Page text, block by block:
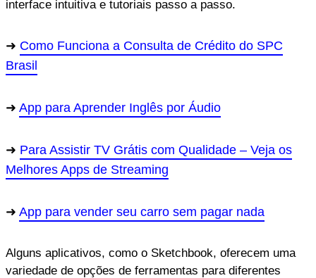
interface intuitiva e tutoriais passo a passo.
Como Funciona a Consulta de Crédito do SPC
Brasil
App para Aprender Inglês por Áudio
Para Assistir TV Grátis com Qualidade – Veja os
Melhores Apps de Streaming
App para vender seu carro sem pagar nada
Alguns aplicativos, como o Sketchbook, oferecem uma
variedade de opções de ferramentas para diferentes